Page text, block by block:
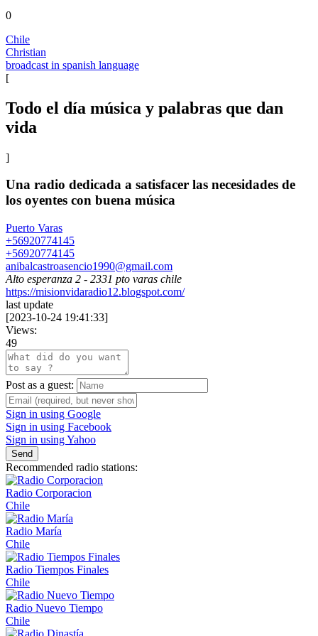
0
Chile
Christian
broadcast in spanish language
[
Todo el día música y palabras que dan
vida
]
Una radio dedicada a satisfacer las necesidades de
los oyentes con buena música
Puerto Varas
+56920774145
+56920774145
anibalcastroasencio1990@gmail.com
Alto esperanza 2 - 2331 pto varas chile
https://misionvidaradio12.blogspot.com/
last update
[2023-10-24 19:41:33]
Views:
49
Post as a guest:
Sign in using Google
Sign in using Facebook
Sign in using Yahoo
Send
Recommended radio stations:
Radio Corporacion
Chile
Radio María
Chile
Radio Tiempos Finales
Chile
Radio Nuevo Tiempo
Chile